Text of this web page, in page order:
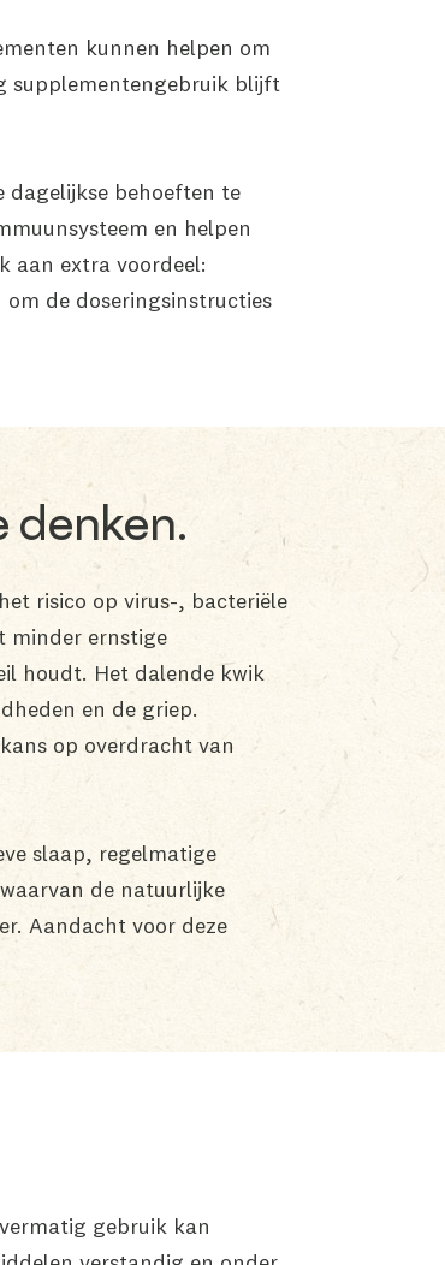
kunnen helpen om
supplementengebruik blijft
dagelijkse behoeften te
en helpen
aan extra voordeel:
de doseringsinstructies
denken.
risico op virus-, bacteriële
minder ernstige
houdt. Het dalende kwik
en de griep.
op overdracht van
slaap, regelmatige
de natuurlijke
Aandacht voor deze
gebruik kan